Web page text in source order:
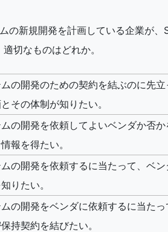
の新規開発を計画している企業が、
切なものはどれか。
の開発のための契約を結ぶのに先
その体制が知りたい。
の開発を依頼してよいベンダか否
報を得たい。
の開発を依頼するに当たって、ベ
りたい。
の開発をベンダに依頼するに当た
持契約を結びたい。